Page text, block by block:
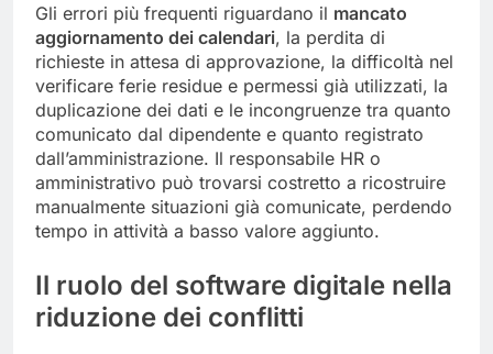
Gli errori più frequenti riguardano il mancato
aggiornamento dei calendari, la perdita di
richieste in attesa di approvazione, la difficoltà nel
verificare ferie residue e permessi già utilizzati, la
duplicazione dei dati e le incongruenze tra quanto
comunicato dal dipendente e quanto registrato
dall’amministrazione. Il responsabile HR o
amministrativo può trovarsi costretto a ricostruire
manualmente situazioni già comunicate, perdendo
tempo in attività a basso valore aggiunto.
Il ruolo del software digitale nella
riduzione dei conflitti